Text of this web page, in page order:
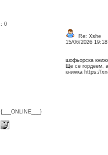
: 0
{___ONLINE___}
Re: Xshe
15/06/2026
шофьорска
Ще се гордеем,
книжка https://